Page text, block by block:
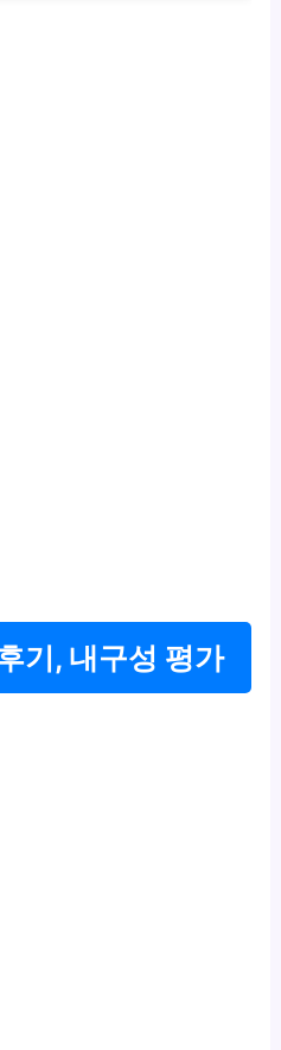
기, 내구성 평가